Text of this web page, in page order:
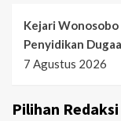
Kejari Wonosobo
Penyidikan
7 Agustus 2026
Pilihan Redaksi